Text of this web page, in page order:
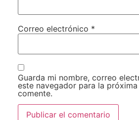
Correo electrónico *
Guarda mi nombre, correo
este navegador para la
comente.